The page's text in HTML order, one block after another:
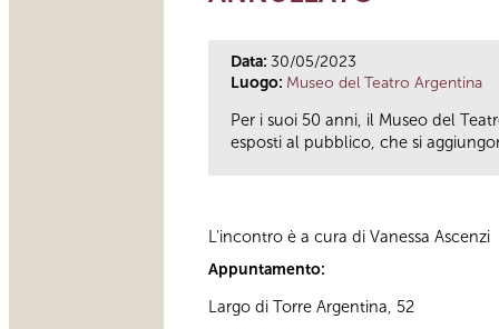
Data: 30/05/2023
Luogo: Museo del Teatro Argentina
Per i suoi 50 anni, il Museo del
esposti al pubblico, che si
L'incontro è a cura di Vanessa Ascenzi
Appuntamento:
Largo di Torre Argentina, 52